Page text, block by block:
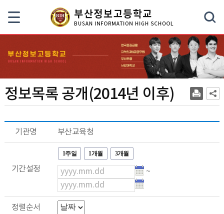
정보목록 공개(2014년 이후)
기관명 부산교육청
기간설정
1주일 1개월 3개월
~
정렬순서